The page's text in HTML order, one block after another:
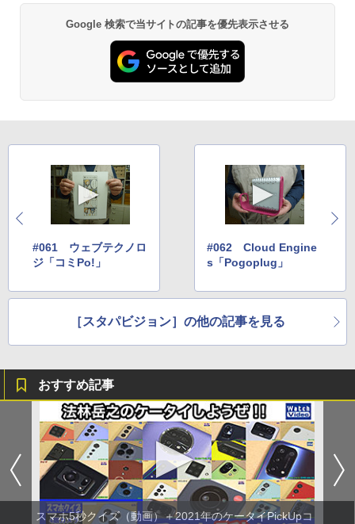
Google 検索で当サイトの記事を優先表示させる
#061 ウェブテクノロ
ジ「コミPo!」
#062 Cloud Engine
s「Pogoplug」
［スタパビジョン］の他の記事を見る
おすすめ記事
スマホ5秒クイズ（動画）＋2021年のケータイPickUpコ